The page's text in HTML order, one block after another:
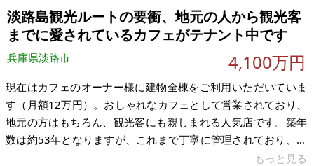
能力の審査や書類の提出等があります。 ※問い合わせ
淡路島観光ルートの要衝、地元の人から観光客
までに愛されているカフェがテナント中です
兵庫県淡路市 4,100万円
現在はカフェのオーナー様に建物全棟をご利用いただいていま
す（月額12万円）。おしゃれなカフェとして営業されており、
地元の方はもちろん、観光客にも親しまれる人気店です。築年
数は約53年となりますが、これまで丁寧に管理されており、現
テナント様も長く営業を続けられている安定した運用実績があ
もっと見る